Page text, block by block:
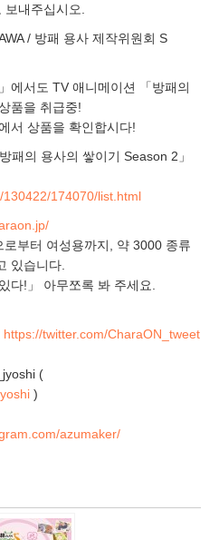
보내주십시오.
/ 방패 용사 제작위원회 S
에서도 TV 애니메이션 「방패의
품을 취급중!
서 상품을 확인합시다!
패의 용사의 쌓이기 Season 2」
174070/list.html
로부터 여성용까지, 약 3000 종류
있습니다.
다!」 아무쪼록 봐 주세요.
https://twitter.com/CharaON_tweet
(
)
azumaker/